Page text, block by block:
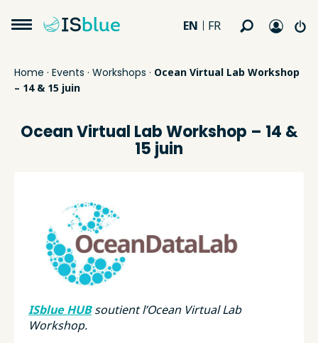
EN FR
Home · Events · Workshops · Ocean Virtual Lab Workshop
– 14 & 15 juin
Ocean Virtual Lab Workshop – 14 &
15 juin
ISblue HUBsoutient l’Ocean Virtual Lab
Workshop.